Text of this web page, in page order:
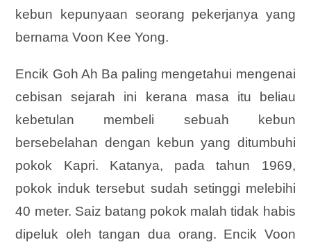
kebun kepunyaan seorang pekerjanya yang
bernama Voon Kee Yong.
Encik Goh Ah Ba paling mengetahui mengenai
cebisan sejarah ini kerana masa itu beliau
kebetulan membeli sebuah kebun
bersebelahan dengan kebun yang ditumbuhi
pokok Kapri. Katanya, pada tahun 1969,
pokok induk tersebut sudah setinggi melebihi
40 meter. Saiz batang pokok malah tidak habis
dipeluk oleh tangan dua orang. Encik Voon